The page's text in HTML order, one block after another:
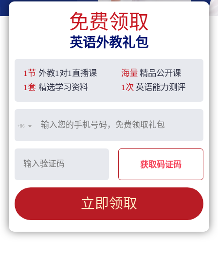
免费领取
英语外教礼包
1节 外教1对1直播课 海量 精品公开课
1套 精选学习资料 1次 英语能力测评
+86
获取码证码
立即领取